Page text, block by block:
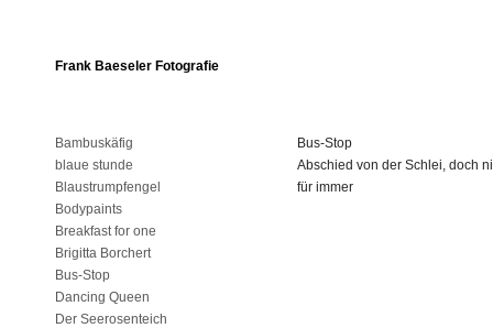
Bus-Stop
Abschied von der Schlei, doch
für immer
Frank Baeseler Fotografie
Bambuskäfig
blaue stunde
Blaustrumpfengel
Bodypaints
Breakfast for one
Brigitta Borchert
Bus-Stop
Dancing Queen
Der Seerosenteich